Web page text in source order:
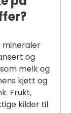
mineraler
og
melk og
kjøtt og
Frukt,
kilder til